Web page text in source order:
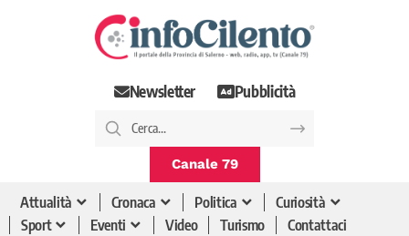
Newsletter Pubblicità
Canale 79
Attualità Cronaca Politica
Curiosità
Sport
Eventi Video Turismo Contattaci